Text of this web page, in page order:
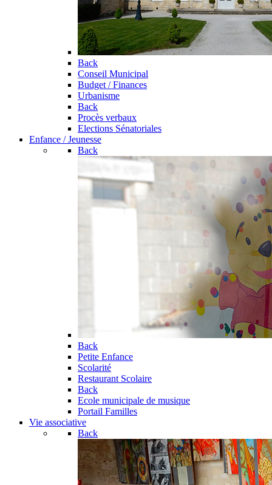
Back
Conseil Municipal
Budget / Finances
Urbanisme
Back
Procès verbaux
Elections Sénatoriales
Enfance / Jeunesse
Back
Back
Petite Enfance
Scolarité
Restaurant Scolaire
Back
Ecole municipale de musique
Portail Familles
Vie associative
Back